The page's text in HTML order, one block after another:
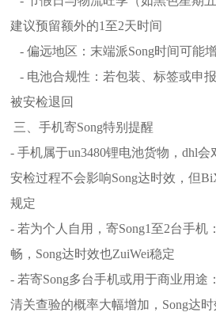
建议预留额外的1至2天时间
- 偏远地区：末端派Song时间可能
- 电池合规性：若包装、标签或申
被安检退回
三、手机寄Song特别提醒
- 手机属于un3480锂电池货物，dhl
安检过程不会影响Song达时效，但
规定
- 若为个人自用，寄Song1至2台手机
畅，Song达时效也ZuiWei稳定
- 若寄Song多台手机或用于商业用途
清关查验的概率大幅增加，Song达